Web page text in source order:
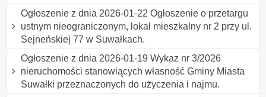
Ogłoszenie z dnia 2026-01-22 Ogłoszenie o przetargu
ustnym nieograniczonym, lokal mieszkalny nr 2 przy ul.
Sejneńskiej 77 w Suwałkach.
Ogłoszenie z dnia 2026-01-19 Wykaz nr 3/2026
nieruchomości stanowiących własność Gminy Miasta
Suwałki przeznaczonych do użyczenia i najmu.